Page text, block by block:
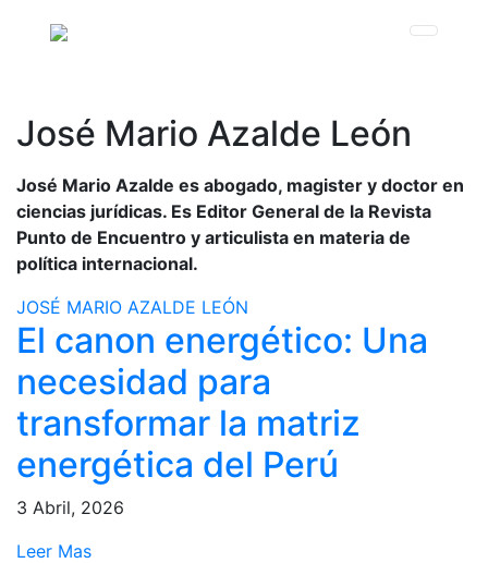
José Mario Azalde León
José Mario Azalde es abogado, magister y doctor en
ciencias jurídicas. Es Editor General de la Revista
Punto de Encuentro y articulista en materia de
política internacional.
JOSÉ MARIO AZALDE LEÓN
El canon energético: Una
necesidad para
transformar la matriz
energética del Perú
3 Abril, 2026
Leer Mas